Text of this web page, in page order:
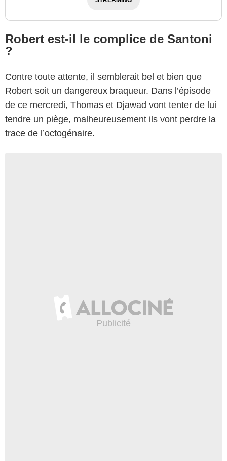
Robert est-il le complice de Santoni
?
Contre toute attente, il semblerait bel et bien que
Robert soit un dangereux braqueur. Dans l’épisode
de ce mercredi, Thomas et Djawad vont tenter de lui
tendre un piège, malheureusement ils vont perdre la
trace de l’octogénaire.